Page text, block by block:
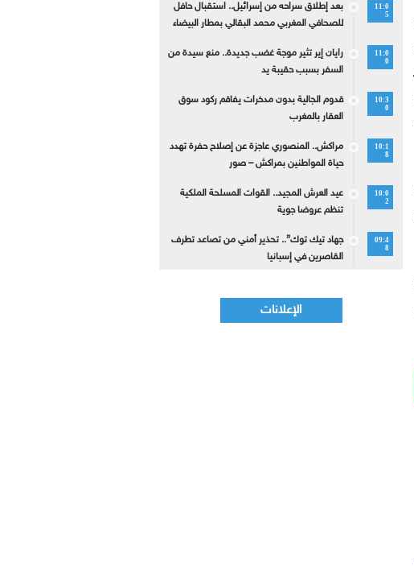
11:0
5
بعد إطلاق سراحه من إسرائيل.. استقبال حافل
للصحافي المغربي محمد البقالي بمطار البيضاء
11:0
0
رايان إير تثير موجة غضب جديدة.. منع سيدة من
السفر بسبب حقيبة يد
10:3
0
قدوم الجالية بدون مدخرات يفاقم ركود سوق
العقار بالمغرب
10:1
8
مراكش.. المنصوري عاجزة عن إصلاح حفرة تهدد
حياة المواطنين بمراكش – صور
10:0
2
عيد العرش المجيد.. القوات المسلحة الملكية
تنظم عروضا جوية
09:4
8
جهاد تيك توك”.. تحذير أمني من تصاعد تطرف
القاصرين في إسبانيا
الإعلانات